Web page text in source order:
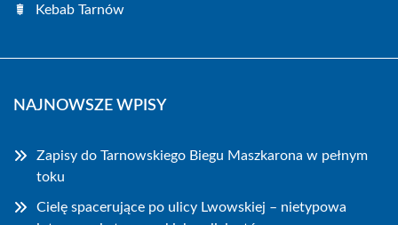
Kebab Tarnów
NAJNOWSZE WPISY
Zapisy do Tarnowskiego Biegu Maszkarona w pełnym
toku
Cielę spacerujące po ulicy Lwowskiej – nietypowa